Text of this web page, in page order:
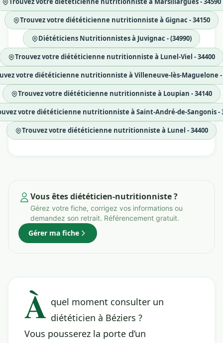
Trouvez votre diététicienne nutritionniste à Gignac - 34150
Diététiciens Nutritionnistes à Juvignac - (34990)
Trouvez votre diététicienne nutritionniste à Lunel-Viel - 34400
votre diététicienne nutritionniste à Villeneuve-lès-Maguelone -
Trouvez votre diététicienne nutritionniste à Loupian - 34140
votre diététicienne nutritionniste à Saint-André-de-Sangonis -
Trouvez votre diététicienne nutritionniste à Lunel - 34400
Vous êtes diététicien-nutritionniste ?
Gérez votre fiche, corrigez vos informations ou
demandez son retrait. Référencement gratuit.
Gérer ma fiche
À quel moment consulter un
diététicien à Béziers ?
Vous pousserez la porte d’un